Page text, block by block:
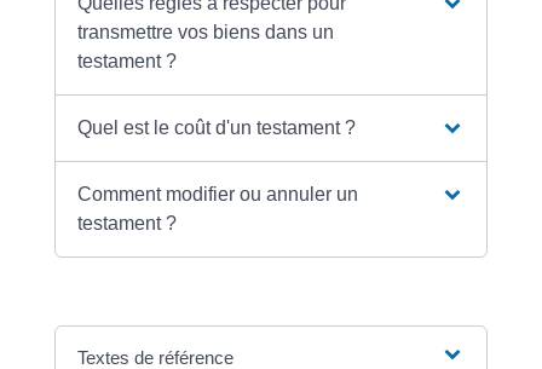
transmettre vos biens dans un
testament ?
Quel est le coût d'un testament ?
Comment modifier ou annuler un
testament ?
Textes de référence